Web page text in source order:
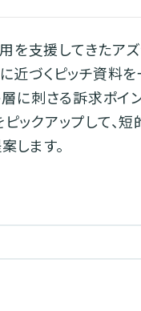
を支援してきたアズ
近づくピッチ資料
層に刺さる訴求ポイ
ックアップして、
します。